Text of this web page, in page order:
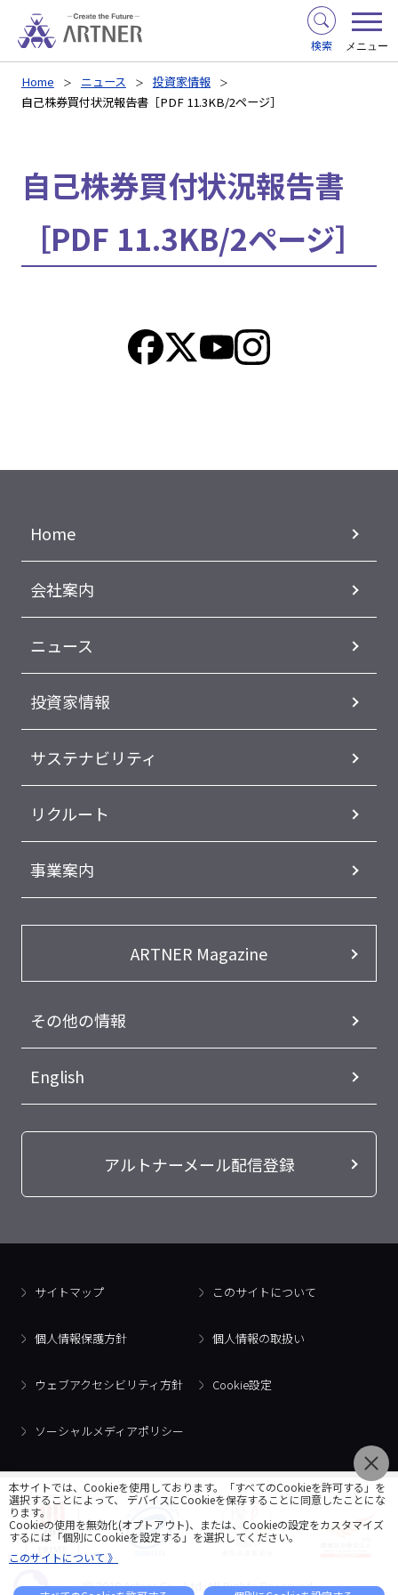
検索 メニュー
Home ニュース
投資家情報
自己株券買付状況報告書［PDF 11.3KB/2ページ］
自己株券買付状況報告書
［PDF 11.3KB/2ページ］
Home
会社案内
ニュース
投資家情報
サステナビリティ
リクルート
事業案内
ARTNER Magazine
その他の情報
English
アルトナーメール配信登録
サイトマップ このサイトについて
個人情報保護方針 個人情報の取扱い
ウェブアクセシビリティ方針 Cookie設定
ソーシャルメディアポリシー
© 2018 Artner Co., Ltd. All Rights Reserved.
本サイトでは、Cookieを使用しております。「すべてのCookieを許可する」を
選択することによって、 デバイスにCookieを保存することに同意したことにな
ります。
Cookieの使用を無効化(オプトアウト)、または、Cookieの設定をカスタマイズ
するには「個別にCookieを設定する」を選択してください。
このサイトについて 》